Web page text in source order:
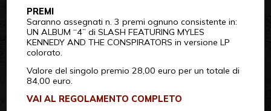
PREMI
Saranno assegnati n. 3 premi ognuno consistente in:
UN ALBUM “4” di SLASH FEATURING MYLES
KENNEDY AND THE CONSPIRATORS in versione LP
colorato.
Valore del singolo premio 28,00 euro per un totale di
84,00 euro.
VAI AL REGOLAMENTO COMPLETO